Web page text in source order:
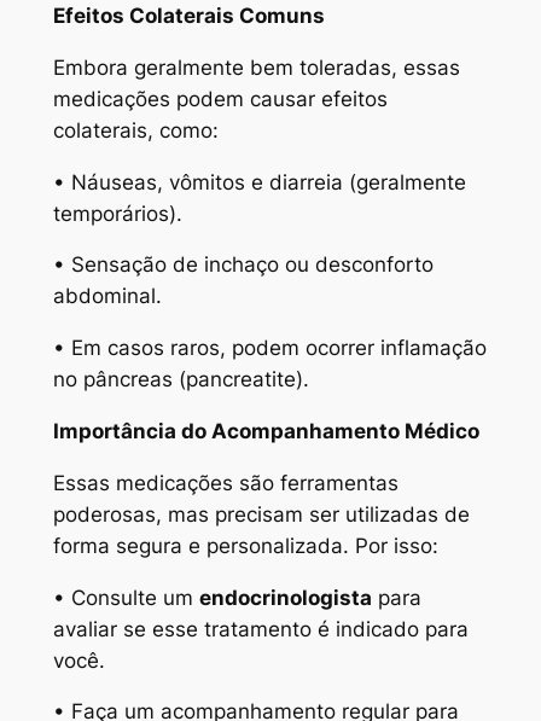
Efeitos Colaterais Comuns
Embora geralmente bem toleradas, essas
medicações podem causar efeitos
colaterais, como:
• Náuseas, vômitos e diarreia (geralmente
temporários).
• Sensação de inchaço ou desconforto
abdominal.
• Em casos raros, podem ocorrer inflamação
no pâncreas (pancreatite).
Importância do Acompanhamento Médico
Essas medicações são ferramentas
poderosas, mas precisam ser utilizadas de
forma segura e personalizada. Por isso:
• Consulte um endocrinologista para
avaliar se esse tratamento é indicado para
você.
• Faça um acompanhamento regular para